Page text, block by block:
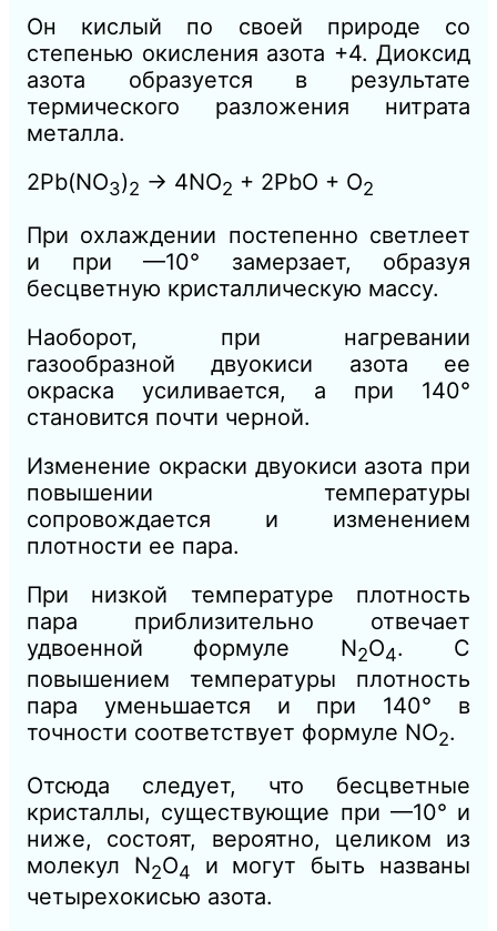
Он кислый по своей природе со
степенью окисления азота +4. Диоксид
азота образуется в результате
термического разложения нитрата
металла.
2Pb(NO3)2 → 4NO2 + 2PbO + O2
При охлаждении постепенно светлеет
и при —10° замерзает, образуя
бесцветную кристаллическую массу.
Наоборот, при нагревании
газообразной двуокиси азота ее
окраска усиливается, а при 140°
становится почти черной.
Изменение окраски двуокиси азота при
повышении температуры
сопровождается и изменением
плотности ее пара.
При низкой температуре плотность
пара приблизительно отвечает
удвоенной формуле N2O4. С
повышением температуры плотность
пара уменьшается и при 140° в
точности соответствует формуле NО2.
Отсюда следует, что бесцветные
кристаллы, существующие при —10° и
ниже, состоят, вероятно, целиком из
молекул N2О4
и могут быть названы
четырехокисью азота.